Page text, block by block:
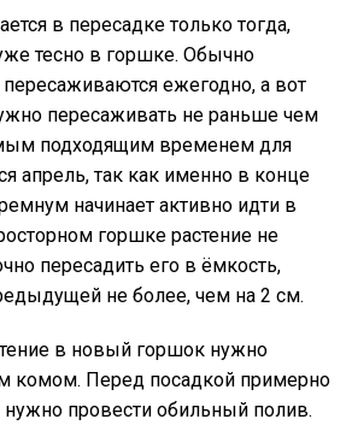
в пересадке только тогда,
тесно в горшке. Обычно
ежегодно, а вот
пересаживать не раньше чем
подходящим временем для
апрель, так как именно в конце
начинает активно идти в
горшке растение не
пересадить его в ёмкость,
не более, чем на 2 см.
в новый горшок нужно
комом. Перед посадкой примерно
нужно провести обильный полив.